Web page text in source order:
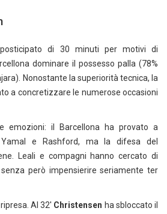
posticipato di 30 minuti per motivi di
dominare il possesso palla (78%
Nonostante la superiorità tecnica, la
a concretizzare le numerose occasioni
emozioni: il Barcellona ha provato a
e Rashford, ma la difesa del
Leali e compagni hanno cercato di
però impensierire seriamente ter
Al 32′ Christensen ha sbloccato il